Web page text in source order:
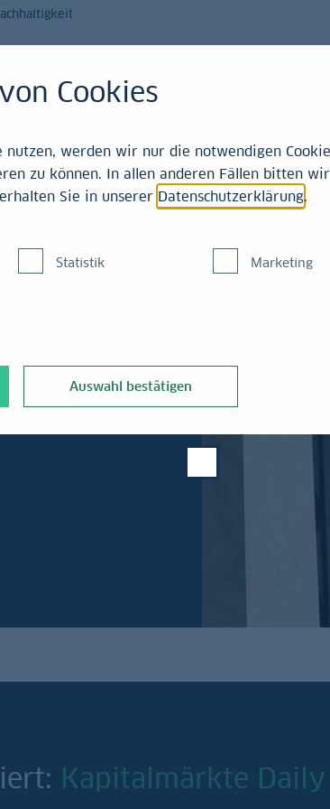
Sitzung der Fed
in Serie.
Kapitalmärkte Daily
Cookies
nutzen, werden wir nur die notwendigen
zu können. In allen anderen Fällen bitten
Sie in unserer Datenschutzerklärung.
Statistik Marketing
Auswahl bestätigen